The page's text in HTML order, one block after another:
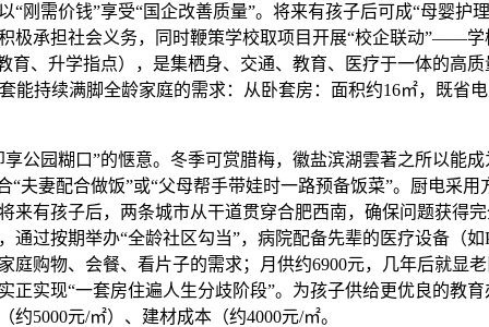
需价钱”享受“国企改善质量”。将来有孩子后可成“母婴护
极承担社会义务，同时鞭策学校取项目开展“校企联动”——学
育、升学指点），是集栖身、交通、教育、医疗于一体的高
能持续满脚全龄家庭的需求：从卧套房：面积约16㎡，既省
园糊口”的惬意。冬季可赏腊梅，徽盐滨湖雲著之所以能成
“夫妻配合做饭”或“父母帮手带娃时一路预备饭菜”。厨电采用
来有孩子后，两条城市从干道贯穿合肥西南，确保问题获得
通过按期举办“全龄社区勾当”，病院配备先辈的医疗设备（如
庭购物、会餐、看片子的需求；月供约6900元，几年后就显
正实现“一套房住遍人生分歧阶段”。为孩子供给更优良的教
约5000元/㎡）、建材成本（约4000元/㎡。